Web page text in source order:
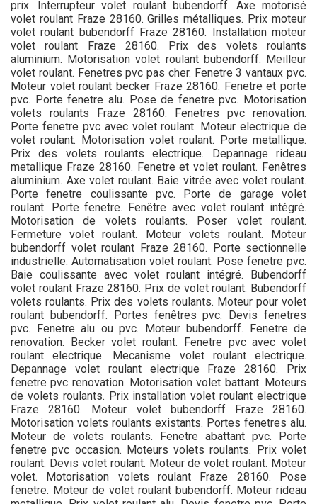
prix. Interrupteur volet roulant bubendorff. Axe motorisé
volet roulant Fraze 28160. Grilles métalliques. Prix moteur
volet roulant bubendorff Fraze 28160. Installation moteur
volet roulant Fraze 28160. Prix des volets roulants
aluminium. Motorisation volet roulant bubendorff. Meilleur
volet roulant. Fenetres pvc pas cher. Fenetre 3 vantaux pvc.
Moteur volet roulant becker Fraze 28160. Fenetre et porte
pvc. Porte fenetre alu. Pose de fenetre pvc. Motorisation
volets roulants Fraze 28160. Fenetres pvc renovation.
Porte fenetre pvc avec volet roulant. Moteur electrique de
volet roulant. Motorisation volet roulant. Porte metallique.
Prix des volets roulants electrique. Depannage rideau
metallique Fraze 28160. Fenetre et volet roulant. Fenêtres
aluminium. Axe volet roulant. Baie vitrée avec volet roulant.
Porte fenetre coulissante pvc. Porte de garage volet
roulant. Porte fenetre. Fenêtre avec volet roulant intégré.
Motorisation de volets roulants. Poser volet roulant.
Fermeture volet roulant. Moteur volets roulant. Moteur
bubendorff volet roulant Fraze 28160. Porte sectionnelle
industrielle. Automatisation volet roulant. Pose fenetre pvc.
Baie coulissante avec volet roulant intégré. Bubendorff
volet roulant Fraze 28160. Prix de volet roulant. Bubendorff
volets roulants. Prix des volets roulants. Moteur pour volet
roulant bubendorff. Portes fenêtres pvc. Devis fenetres
pvc. Fenetre alu ou pvc. Moteur bubendorff. Fenetre de
renovation. Becker volet roulant. Fenetre pvc avec volet
roulant electrique. Mecanisme volet roulant electrique.
Depannage volet roulant electrique Fraze 28160. Prix
fenetre pvc renovation. Motorisation volet battant. Moteurs
de volets roulants. Prix installation volet roulant electrique
Fraze 28160. Moteur volet bubendorff Fraze 28160.
Motorisation volets roulants existants. Portes fenetres alu.
Moteur de volets roulants. Fenetre abattant pvc. Porte
fenetre pvc occasion. Moteurs volets roulants. Prix volet
roulant. Devis volet roulant. Moteur de volet roulant. Moteur
volet. Motorisation volets roulant Fraze 28160. Pose
fenetre. Moteur de volet roulant bubendorff. Moteur rideau